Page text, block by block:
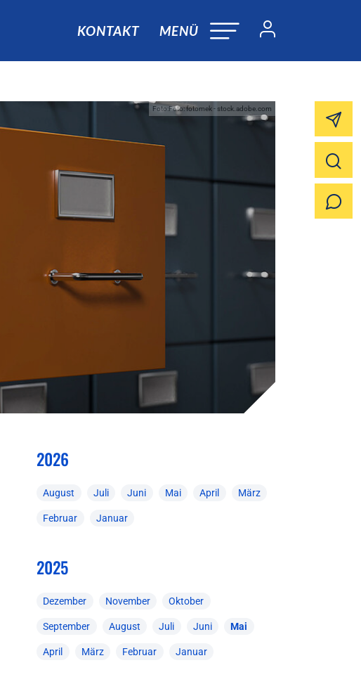
KONTAKT MENÜ
Foto:Foto: fotomek - stock.adobe.com
2026
August Juli Juni Mai April März
Februar Januar
2025
Dezember November Oktober
September August Juli Juni Mai
April März Februar Januar